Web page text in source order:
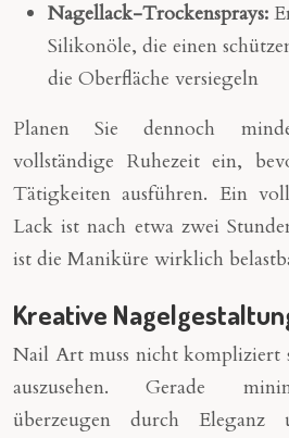
Nagellack-Trockensprays:
Silikonöle, die einen
die Oberfläche versiegeln
Planen Sie dennoch
vollständige Ruhezeit ein,
Tätigkeiten ausführen. Ein
Lack ist nach etwa zwei
ist die Maniküre wirklich
Kreative
Nail Art muss nicht kompliziert
auszusehen. Gerade
überzeugen durch